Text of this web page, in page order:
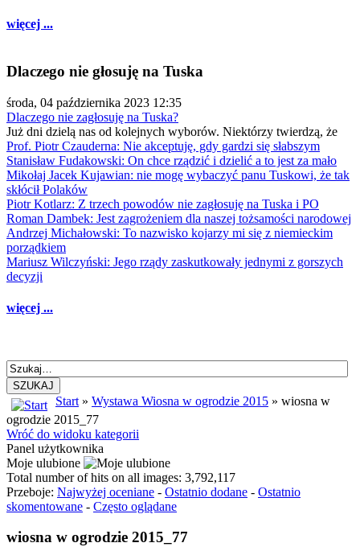
więcej ...
Dlaczego nie głosuję na Tuska
środa, 04 października 2023 12:35
Dlaczego nie zagłosuję na Tuska?
Już dni dzielą nas od kolejnych wyborów. Niektórzy twierdzą, że
Prof. Piotr Czauderna: Nie akceptuję, gdy gardzi się słabszym
Stanisław Fudakowski: On chce rządzić i dzielić a to jest za mało
Mikołaj Jacek Kujawian: nie mogę wybaczyć panu Tuskowi, że tak
skłócił Polaków
Piotr Kotlarz: Z trzech powodów nie zagłosuję na Tuska i PO
Roman Dambek: Jest zagrożeniem dla naszej tożsamości narodowej
Andrzej Michałowski: To nazwisko kojarzy mi się z niemieckim
porządkiem
Mariusz Wilczyński: Jego rządy zaskutkowały jednymi z gorszych
decyzji
więcej ...
SZUKAJ
Start » Wystawa Wiosna w ogrodzie 2015 » wiosna w
ogrodzie 2015_77
Wróć do widoku kategorii
Panel użytkownika
Moje ulubione
Total number of hits on all images: 3,792,117
Przeboje: Najwyżej oceniane - Ostatnio dodane - Ostatnio
skomentowane - Często oglądane
wiosna w ogrodzie 2015_77